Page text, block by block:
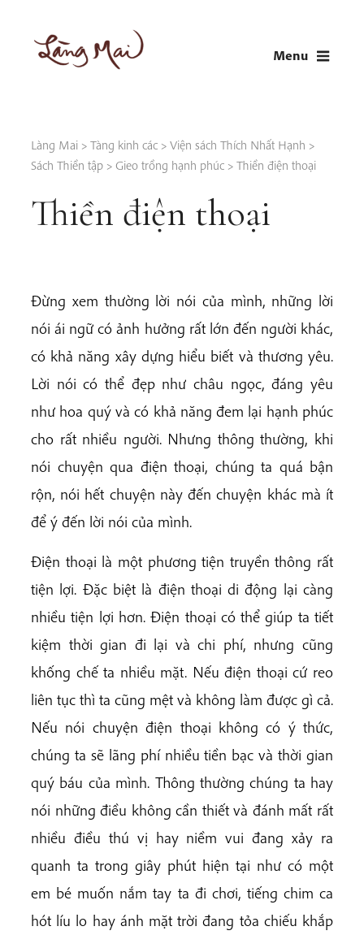
content
Menu
Làng Mai > Tàng kinh các > Viện sách Thích Nhất Hạnh >
Sách Thiền tập > Gieo trồng hạnh phúc > Thiền điện thoại
Thiền điện thoại
Đừng xem thường lời nói của mình, những lời
nói ái ngữ có ảnh hưởng rất lớn đến người khác,
có khả năng xây dựng hiểu biết và thương yêu.
Lời nói có thể đẹp như châu ngọc, đáng yêu
như hoa quý và có khả năng đem lại hạnh phúc
cho rất nhiều người. Nhưng thông thường, khi
nói chuyện qua điện thoại, chúng ta quá bận
rộn, nói hết chuyện này đến chuyện khác mà ít
để ý đến lời nói của mình.
Điện thoại là một phương tiện truyền thông rất
tiện lợi. Đặc biệt là điện thoại di động lại càng
nhiều tiện lợi hơn. Điện thoại có thể giúp ta tiết
kiệm thời gian đi lại và chi phí, nhưng cũng
khống chế ta nhiều mặt. Nếu điện thoại cứ reo
liên tục thì ta cũng mệt và không làm được gì cả.
Nếu nói chuyện điện thoại không có ý thức,
chúng ta sẽ lãng phí nhiều tiền bạc và thời gian
quý báu của mình. Thông thường chúng ta hay
nói những điều không cần thiết và đánh mất rất
nhiều điều thú vị hay niềm vui đang xảy ra
quanh ta trong giây phút hiện tại như có một
em bé muốn nắm tay ta đi chơi, tiếng chim ca
hót líu lo hay ánh mặt trời đang tỏa chiếu khắp